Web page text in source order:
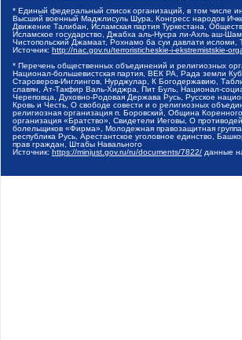
* Единый федеральный список организаций, в том числе
Высший военный Маджлисуль Шура, Конгресс народов
Движение Талибан, Исламская партия Туркестана,
Исламское государство, Джабха аль-Нусра ли-Ахль аш-
Чистопольский Джамаат, Рохнамо ба суи давлати
Источник: http://nac.gov.ru/terroristicheskie-i-ekstremistskie-
* Перечень общественных объединений и религиозных
Национал-большевистская партия, ВЕК РА, Рада земли
Староверов-Инглингов, Нурджулар, К Богодержавию,
славян, Ат-Такфир Валь-Хиджра, Пит Буль, Национал-
Череповца, Духовно-Родовая Держава Русь, Русское
Кровь и Честь, О свободе совести и о религиозных
религиозная организация п. Боровский, Община
организация «Братство», Свидетели Иеговы, О
болельщиков «Фирма», Молодежная правозащитная
республика Русь, Арестантское уголовное единство,
прав граждан, Штабы Навального
Источник: https://minjust.gov.ru/ru/documents/7822/ данные